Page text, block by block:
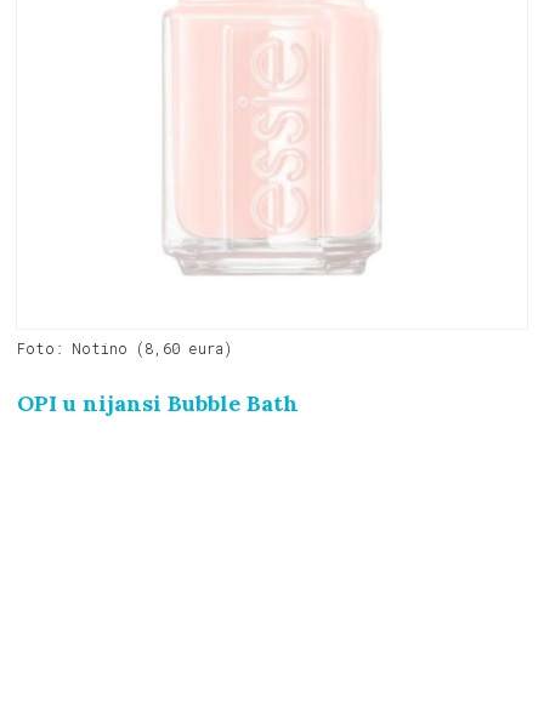
Foto: Notino (8,60 eura)
OPI u nijansi Bubble Bath